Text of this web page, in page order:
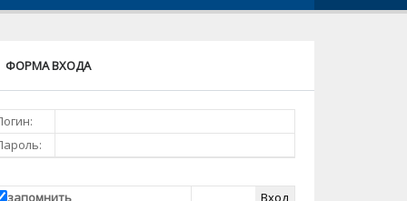
ФОРМА ВХОДА
запомнить